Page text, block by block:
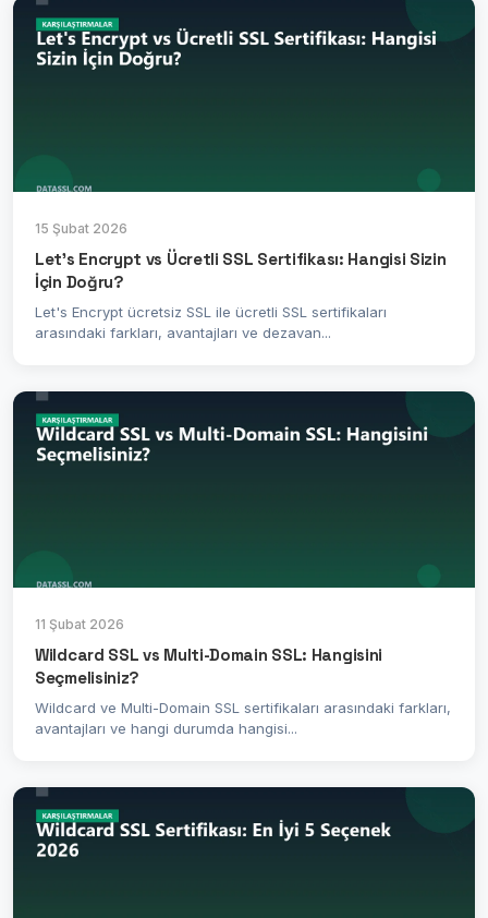
15 Şubat 2026
Let's Encrypt vs Ücretli SSL Sertifikası: Hangisi Sizin
İçin Doğru?
Let's Encrypt ücretsiz SSL ile ücretli SSL sertifikaları
arasındaki farkları, avantajları ve dezavan...
11 Şubat 2026
Wildcard SSL vs Multi-Domain SSL: Hangisini
Seçmelisiniz?
Wildcard ve Multi-Domain SSL sertifikaları arasındaki farkları,
avantajları ve hangi durumda hangisi...